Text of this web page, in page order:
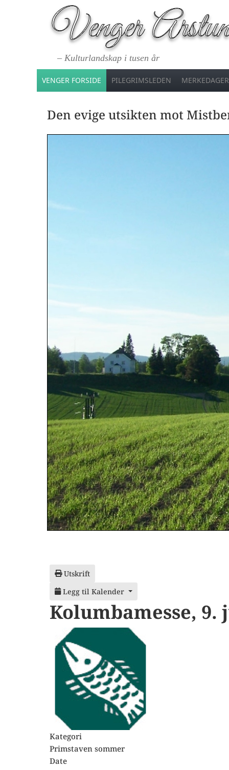
– Kulturlandskap i tusen år
VENGER FORSIDE PILEGRIMSLEDEN MERKEDAGER
Den evige utsikten mot
Utskrift
Legg til Kalender
Kolumbamesse, 9.
Kategori
Primstaven sommer
Date